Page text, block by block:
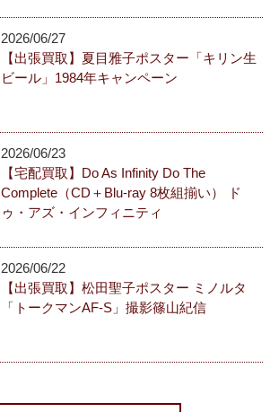
2026/06/27
【出張買取】夏目雅子ポスター「キリン生
ビール」1984年キャンペーン
2026/06/23
【宅配買取】Do As Infinity Do The
Complete（CD＋Blu-ray 8枚組揃い） ド
ゥ・アズ・インフィニティ
2026/06/22
【出張買取】松田聖子ポスター ミノルタ
「トークマンAF-S」撮影篠山紀信